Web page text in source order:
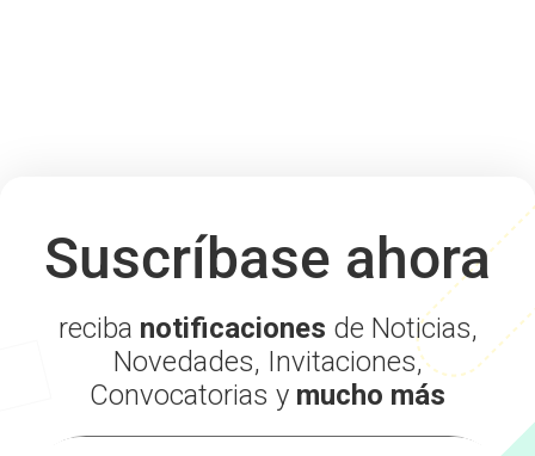
Suscríbase ahora
reciba notificaciones de Noticias,
Novedades, Invitaciones,
Convocatorias y mucho más